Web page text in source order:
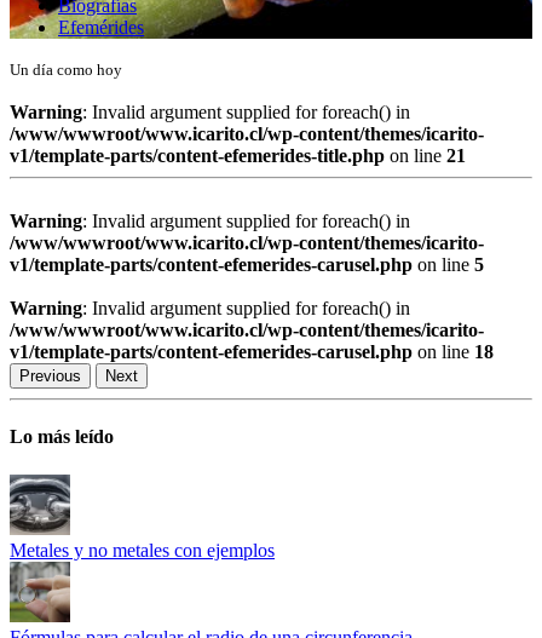
Biografías
Efemérides
Un día como hoy
Warning: Invalid argument supplied for foreach() in
/www/wwwroot/www.icarito.cl/wp-content/themes/icarito-
v1/template-parts/content-efemerides-title.php on line 21
Warning: Invalid argument supplied for foreach() in
/www/wwwroot/www.icarito.cl/wp-content/themes/icarito-
v1/template-parts/content-efemerides-carusel.php on line 5
Warning: Invalid argument supplied for foreach() in
/www/wwwroot/www.icarito.cl/wp-content/themes/icarito-
v1/template-parts/content-efemerides-carusel.php on line 18
Previous Next
Lo más leído
Metales y no metales con ejemplos